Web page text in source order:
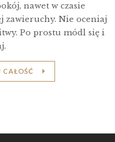
nawet w czasie
zawieruchy. Nie oceniaj
Po prostu módl się i
CAŁOŚĆ